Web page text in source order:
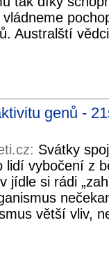
vládneme
Australští
genů -
Svátky
lidí vybočení z
jídle si rádi
větší vliv,